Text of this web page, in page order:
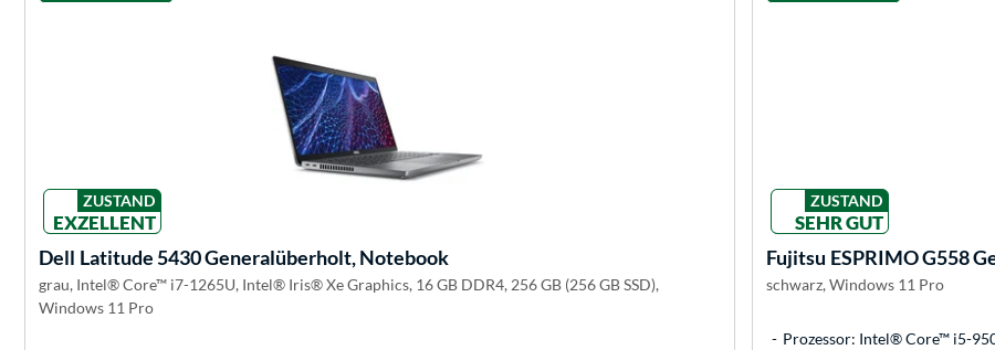
ZUSTAND
EXZELLENT
Dell Latitude 5430 Generalüberholt, Notebook
grau, Intel® Core™ i7-1265U, Intel® Iris® Xe Graphics, 16 GB DDR4, 256 GB (256 GB SSD),
Windows 11 Pro
ZUSTAND
SEHR GUT
Fujitsu ESPRIMO G558
schwarz, Windows 11 Pro
Prozessor: Intel® Core™ i5-